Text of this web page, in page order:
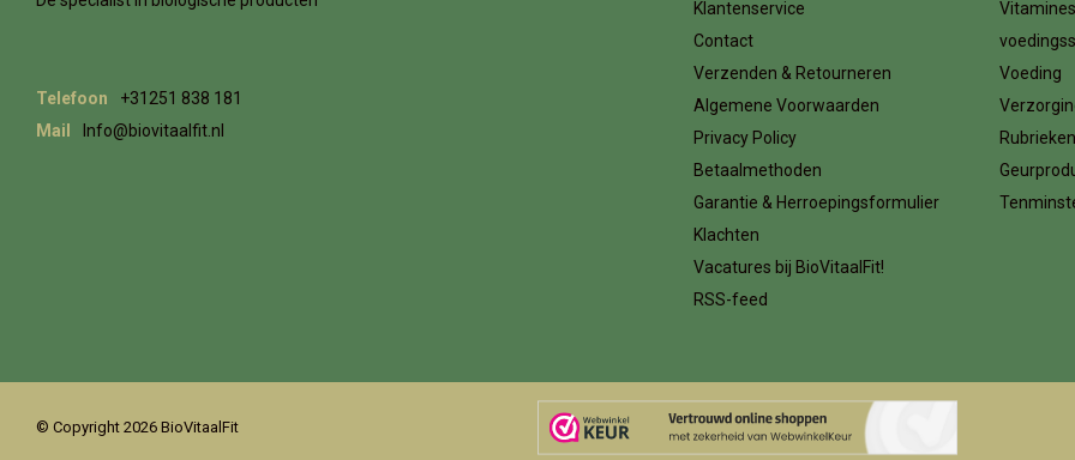
Telefoon
+31251 838 181
Mail
Info@biovitaalfit.nl
Klantenservice
Contact
Verzenden & Retourneren
Algemene Voorwaarden
Privacy Policy
Betaalmethoden
Garantie & Herroepingsformulier
Klachten
Vacatures bij BioVitaalFit!
RSS-feed
Voeding
Rubrieken
© Copyright 2026 BioVitaalFit